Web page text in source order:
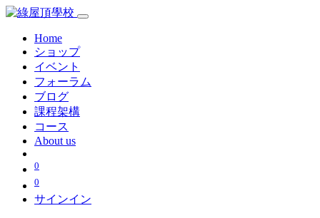
Home
ショップ
イベント
フォーラム
ブログ
課程架構
コース
About us
0
0
サインイン